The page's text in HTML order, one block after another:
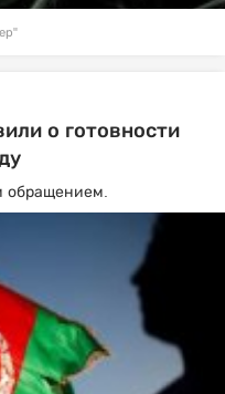
о готовности
обращением.